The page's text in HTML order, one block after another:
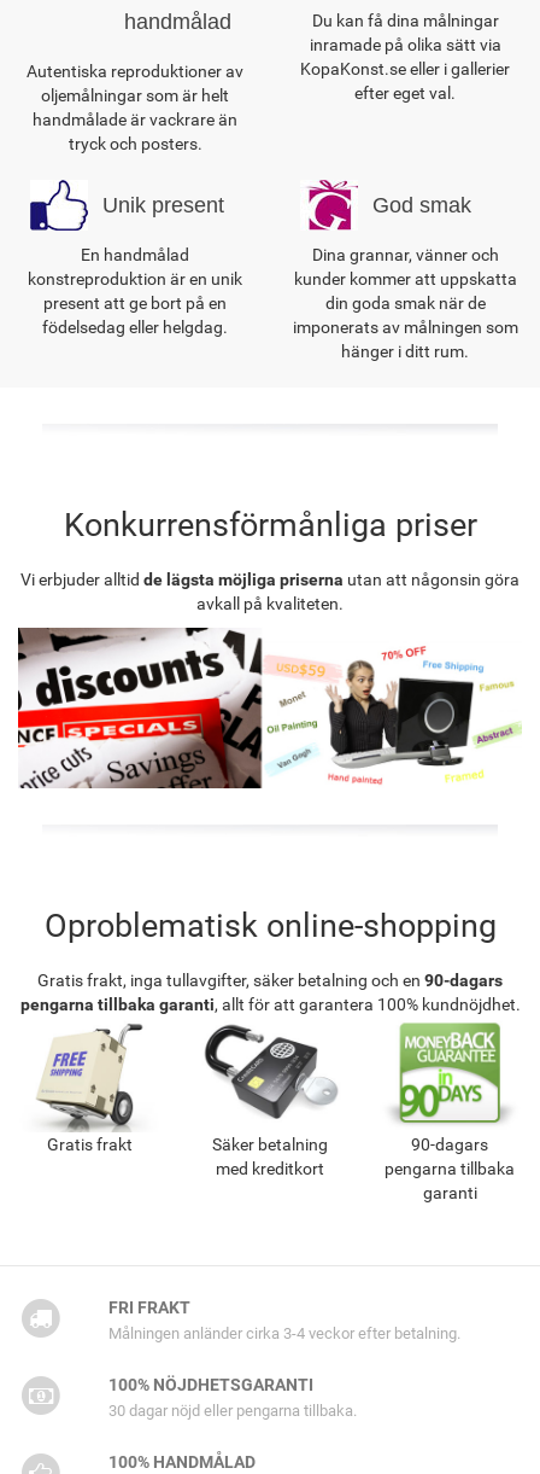
handmålad
Autentiska reproduktioner av
oljemålningar som är helt
handmålade är vackrare än
tryck och posters.
Du kan få dina målningar
inramade på olika sätt via
KopaKonst.se eller i gallerier
efter eget val.
Unik present
En handmålad
konstreproduktion är en unik
present att ge bort på en
födelsedag eller helgdag.
God smak
Dina grannar, vänner och
kunder kommer att uppskatta
din goda smak när de
imponerats av målningen som
hänger i ditt rum.
Konkurrensförmånliga priser
Vi erbjuder alltid de lägsta möjliga priserna utan att någonsin göra
avkall på kvaliteten.
Oproblematisk online-shopping
Gratis frakt, inga tullavgifter, säker betalning och en 90-dagars
pengarna tillbaka garanti, allt för att garantera 100% kundnöjdhet.
Gratis frakt
Säker betalning
med kreditkort
90-dagars
pengarna tillbaka
garanti
FRI FRAKT
Målningen anländer cirka 3-4 veckor efter betalning.
100% NÖJDHETSGARANTI
30 dagar nöjd eller pengarna tillbaka.
100% HANDMÅLAD